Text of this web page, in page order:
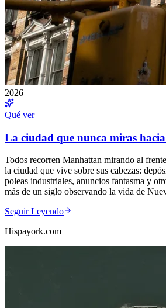
2026
Qué ver
La ciudad que nunca miras
Todos recorren Manhattan mirando al
la ciudad que vive sobre sus cabezas:
poleas industriales, anuncios fantasma y
más de un siglo observando la vida de
Seguir Leyendo
Hispayork.com